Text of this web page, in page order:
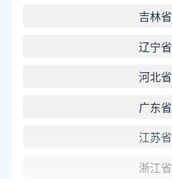
吉林省
辽宁省
河北省
广东省
江苏省
浙江省